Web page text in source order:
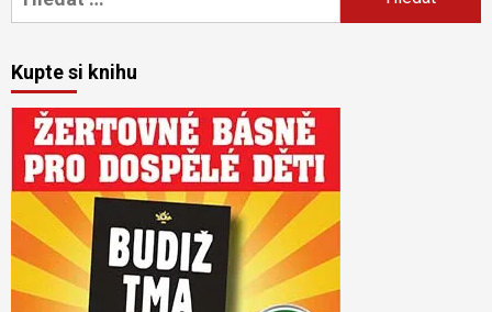
Kupte si knihu